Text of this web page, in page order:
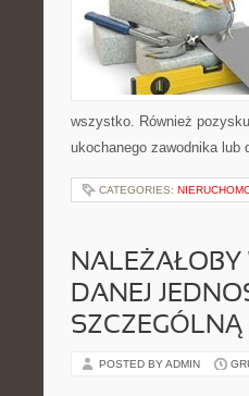
wszystko. Również
ukochanego zawodnika
CATEGORIES:
NALEŻAŁOBY
DANEJ
POSTED BY ADMIN